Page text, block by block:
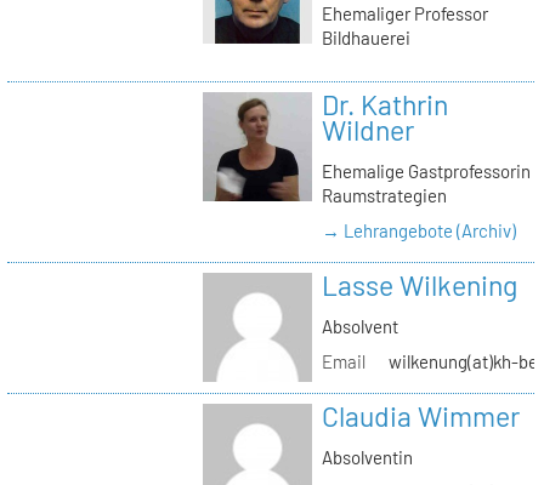
Ehemaliger Professor
Bildhauerei
Dr. Kathrin
Wildner
Ehemalige Gastprofessorin
Raumstrategien
→ Lehrangebote (Archiv)
Lasse Wilkening
Absolvent
Email
wilkenung(at)kh-
Claudia Wimmer
Absolventin